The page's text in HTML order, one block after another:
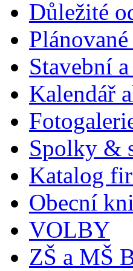
Důležité
Stavební
Kalendář
Spolky &
Katalog
Obecní
VOLBY
ZŠ a MŠ